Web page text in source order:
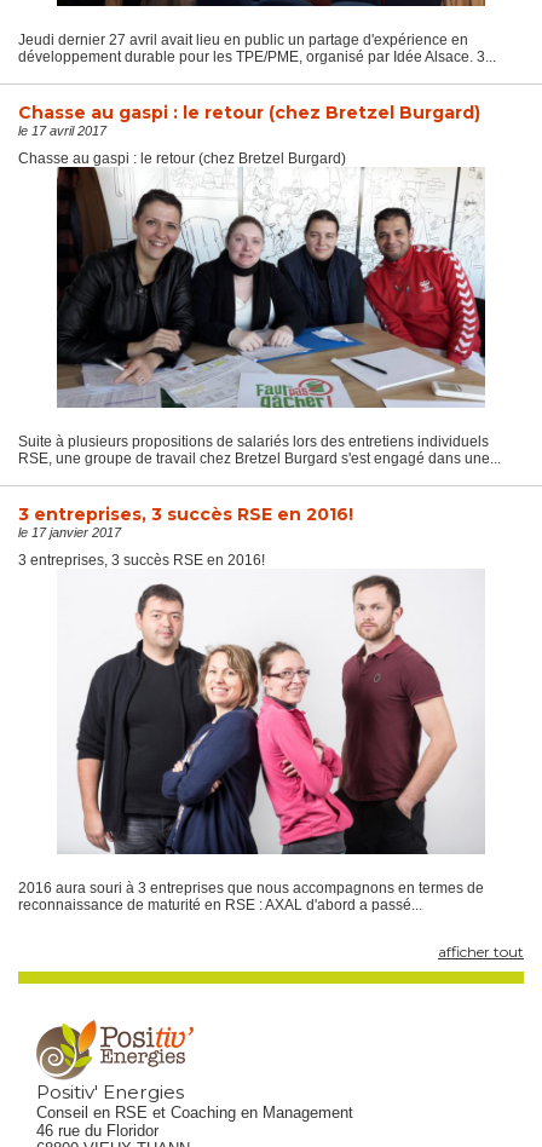
Jeudi dernier 27 avril avait lieu en public un partage d'expérience en
développement durable pour les TPE/PME, organisé par Idée Alsace. 3...
Chasse au gaspi : le retour (chez Bretzel Burgard)
le 17 avril 2017
Chasse au gaspi : le retour (chez Bretzel Burgard)
Suite à plusieurs propositions de salariés lors des entretiens individuels
RSE, une groupe de travail chez Bretzel Burgard s'est engagé dans une...
3 entreprises, 3 succès RSE en 2016!
le 17 janvier 2017
3 entreprises, 3 succès RSE en 2016!
2016 aura souri à 3 entreprises que nous accompagnons en termes de
reconnaissance de maturité en RSE : AXAL d'abord a passé...
afficher tout
Positiv' Energies
Conseil en RSE et Coaching en Management
46 rue du Floridor